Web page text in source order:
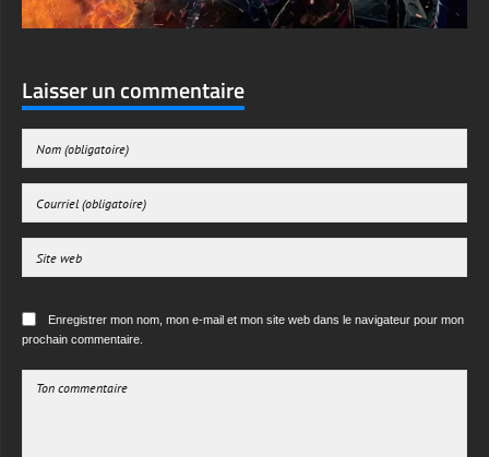
Laisser un commentaire
Enregistrer mon nom, mon e-mail et mon site web dans le navigateur pour mon
prochain commentaire.